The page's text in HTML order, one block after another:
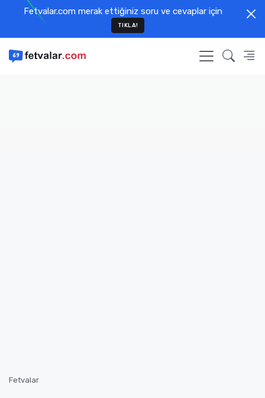
Fetvalar.com merak ettiğiniz soru ve cevaplar için
TIKLA!
Fetvalar